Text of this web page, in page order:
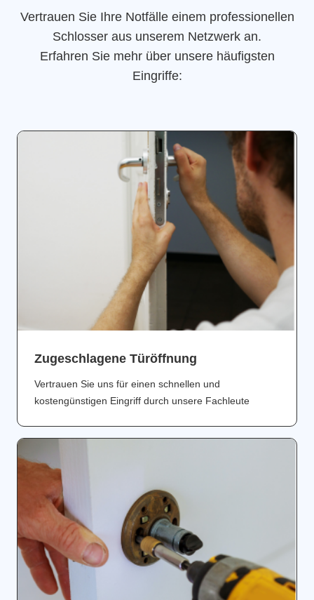
Vertrauen Sie Ihre Notfälle einem professionellen
Schlosser aus unserem Netzwerk an.
Erfahren Sie mehr über unsere häufigsten
Eingriffe:
Zugeschlagene Türöffnung
Vertrauen Sie uns für einen schnellen und
kostengünstigen Eingriff durch unsere Fachleute